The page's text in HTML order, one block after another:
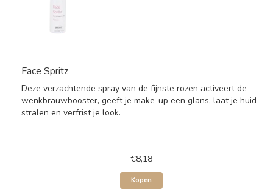
Face Spritz
Deze verzachtende spray van de fijnste rozen activeert de
wenkbrauwbooster, geeft je make-up een glans, laat je huid
stralen en verfrist je look.
€8,18
Kopen